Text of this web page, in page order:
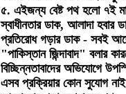
৫. এইজন্য বেষ্ট পথ হলো ৭ই
স্বাধীনতার ডাক, আলাদা হবার
প্রতিরোধ গড়ার ডাক - সবই
"পাকিস্তান জিন্দাবাদ" বলার
বিচ্ছিন্নতাবাদের অভিযোগে
এসব প্রক্রিয়ার কোন সুযোগ